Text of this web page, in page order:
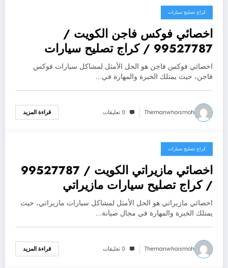
يوليو 25, 2026
كراج تصليح سيارات
اخصائي فوكس فاجن الكويت /
99527787 / كراج تصليح سيارات
فوكس فاجن
اخصائي فوكس فاجن هو الحل الأمثل لمشاكل سيارات فوكس
فاجن، حيث يمتلك الخبرة والمهارة في…
Themanwhoismoh 0 تعليقات قراءة المزيد
يوليو 25, 2026
كراج تصليح سيارات
اخصائي مازيراتي الكويت / 99527787
/ كراج تصليح سيارات مازيراتي
اخصائي مازيراتي هو الحل الأمثل لمشاكل سيارات مازيراتي، حيث
يمتلك الخبرة والمهارة في مجال صيانة…
Themanwhoismoh 0 تعليقات قراءة المزيد